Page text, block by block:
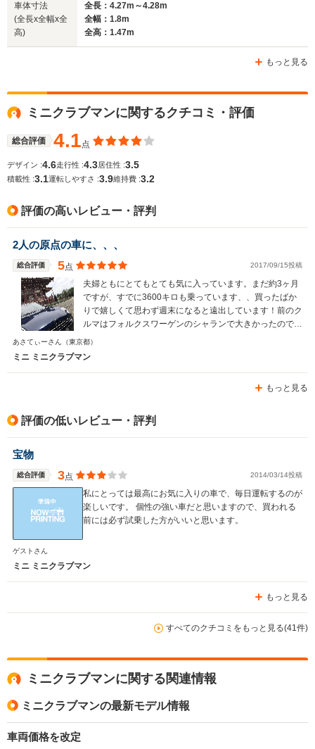
車体寸法
(全長x全幅x全
高)
全長：4.27m～4.28m
全幅：1.8m
全高：1.47m
もっと見る
ミニクラブマンに関するクチコミ・評価
総合評価 4.1点
デザイン :4.6走行性 :4.3居住性 :3.5
積載性 :3.1運転しやすさ :3.9維持費 :3.2
評価の高いレビュー・評判
2人の原点の車に、、、
総合評価 5点 2017/09/15投稿
夫婦ともにとてもとても気に入っています。まだ約3ヶ月
ですが、すでに3600キロも乗っています、、買ったばか
りで嬉しくて思わず週末になると遠出しています！前のク
ルマはフォルクスワーゲンのシャランで大きかったので、
コンパクトになって本当に気軽に乗れて、快適に運転して
席にうちわが備えつけられているミニクーパーでした。あ
した。彼はクラシックなミニが欲しそうでしたが、私がク
あさてぃーさん （東京都）
ミニ ミニクラブマン
もっと見る
評価の低いレビュー・評判
宝物
総合評価 3点 2014/03/14投稿
私にとっては最高にお気に入りの車で、毎日運転するのが
楽しいです。 個性の強い車だと思いますので、買われる
前には必ず試乗した方がいいと思います。
ゲストさん
ミニ ミニクラブマン
もっと見る
すべてのクチコミをもっと見る(41件)
ミニクラブマンに関する関連情報
ミニクラブマンの最新モデル情報
車両価格を改定